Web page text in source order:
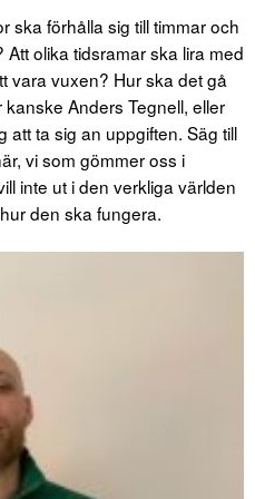
ska förhålla sig till timmar och
olika tidsramar ska lira med
vara vuxen? Hur ska det gå
Anders Tegnell, eller
att ta sig an uppgiften. Säg till
vi som gömmer oss i
inte ut i den verkliga världen
den ska fungera.